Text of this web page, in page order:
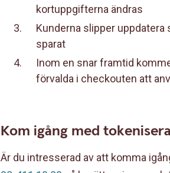
kortuppgifterna ändras
Kunderna slipper
sparat
Inom en snar framtid
förvalda i checkouten att
Kom igång med
Är du intresserad av att komma